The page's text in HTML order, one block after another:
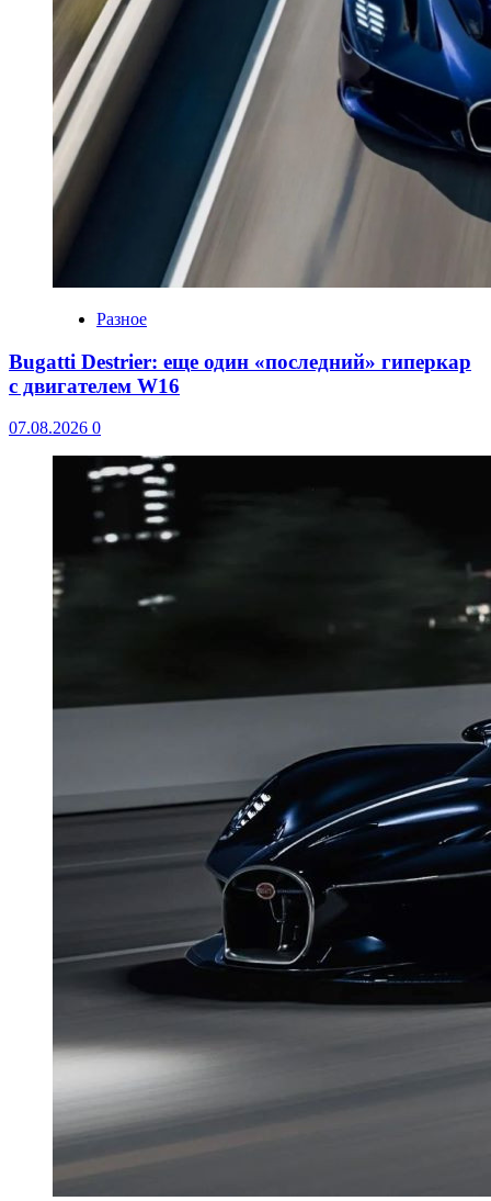
Разное
Bugatti Destrier: еще один «последний» гиперкар
с двигателем W16
07.08.2026 0